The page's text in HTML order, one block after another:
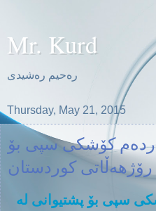
Mr. Kurd
ره‌حیم ره‌شیدی
Thursday, May 21, 2015
کۆشکی سپی بۆ
رۆژهەڵاتی کوردستان
سپی بۆ پشتیوانی لە